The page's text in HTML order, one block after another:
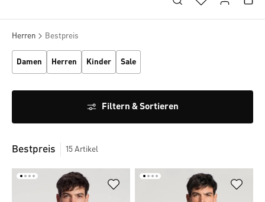
Herren Bestpreis
Damen Herren Kinder Sale
Filtern & Sortieren
Bestpreis 15 Artikel